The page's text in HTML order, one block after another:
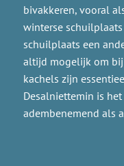
bivakkeren, vooral
winterse
schuilplaats een
altijd mogelijk om
kachels zijn
Desalniettemin is
adembenemend als